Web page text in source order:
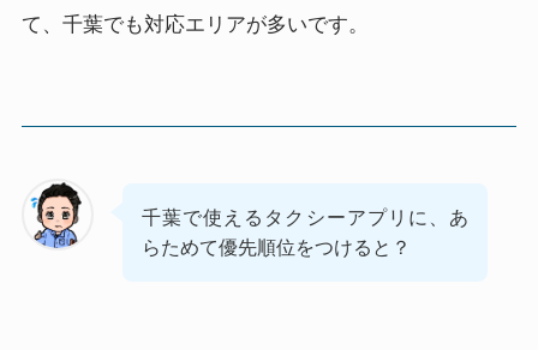
て、千葉でも対応エリアが多いです。
千葉で使えるタクシーアプリに、あ
らためて優先順位をつけると？